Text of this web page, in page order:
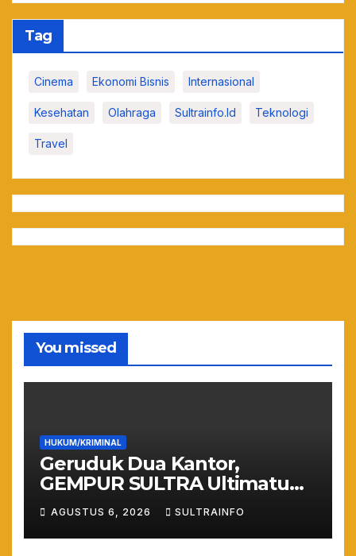
Tag
Cinema Ekonomi Bisnis Internasional
Kesehatan Olahraga Sultrainfo.id Teknologi
Travel
You missed
HUKUM/KRIMINAL
Geruduk Dua Kantor,
GEMPUR SULTRA Ultimatum
Keras: Lahan Puuwatu Siap
Diduduki Jika Tak Ada
Kepastian Hukum
AGUSTUS 6, 2026 SULTRAINFO